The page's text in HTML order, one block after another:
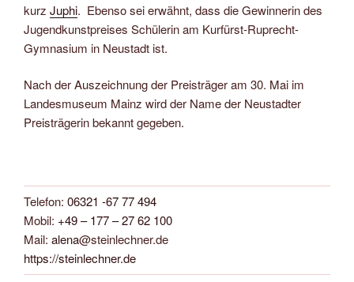
kurz Juphi. Ebenso sei erwähnt, dass die Gewinnerin des
Jugendkunstpreises Schülerin am Kurfürst-Ruprecht-
Gymnasium in Neustadt ist.
Nach der Auszeichnung der Preisträger am 30. Mai im
Landesmuseum Mainz wird der Name der Neustadter
Preisträgerin bekannt gegeben.
Telefon: 06321 -67 77 494
Mobil: +49 – 177 – 27 62 100
Mail: alena@steinlechner.de
https://steinlechner.de